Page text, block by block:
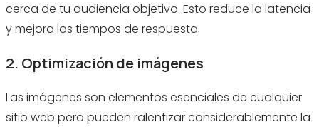
cerca de tu audiencia objetivo. Esto reduce la latencia
y mejora los tiempos de respuesta.
2. Optimización de imágenes
Las imágenes son elementos esenciales de cualquier
sitio web pero pueden ralentizar considerablemente la